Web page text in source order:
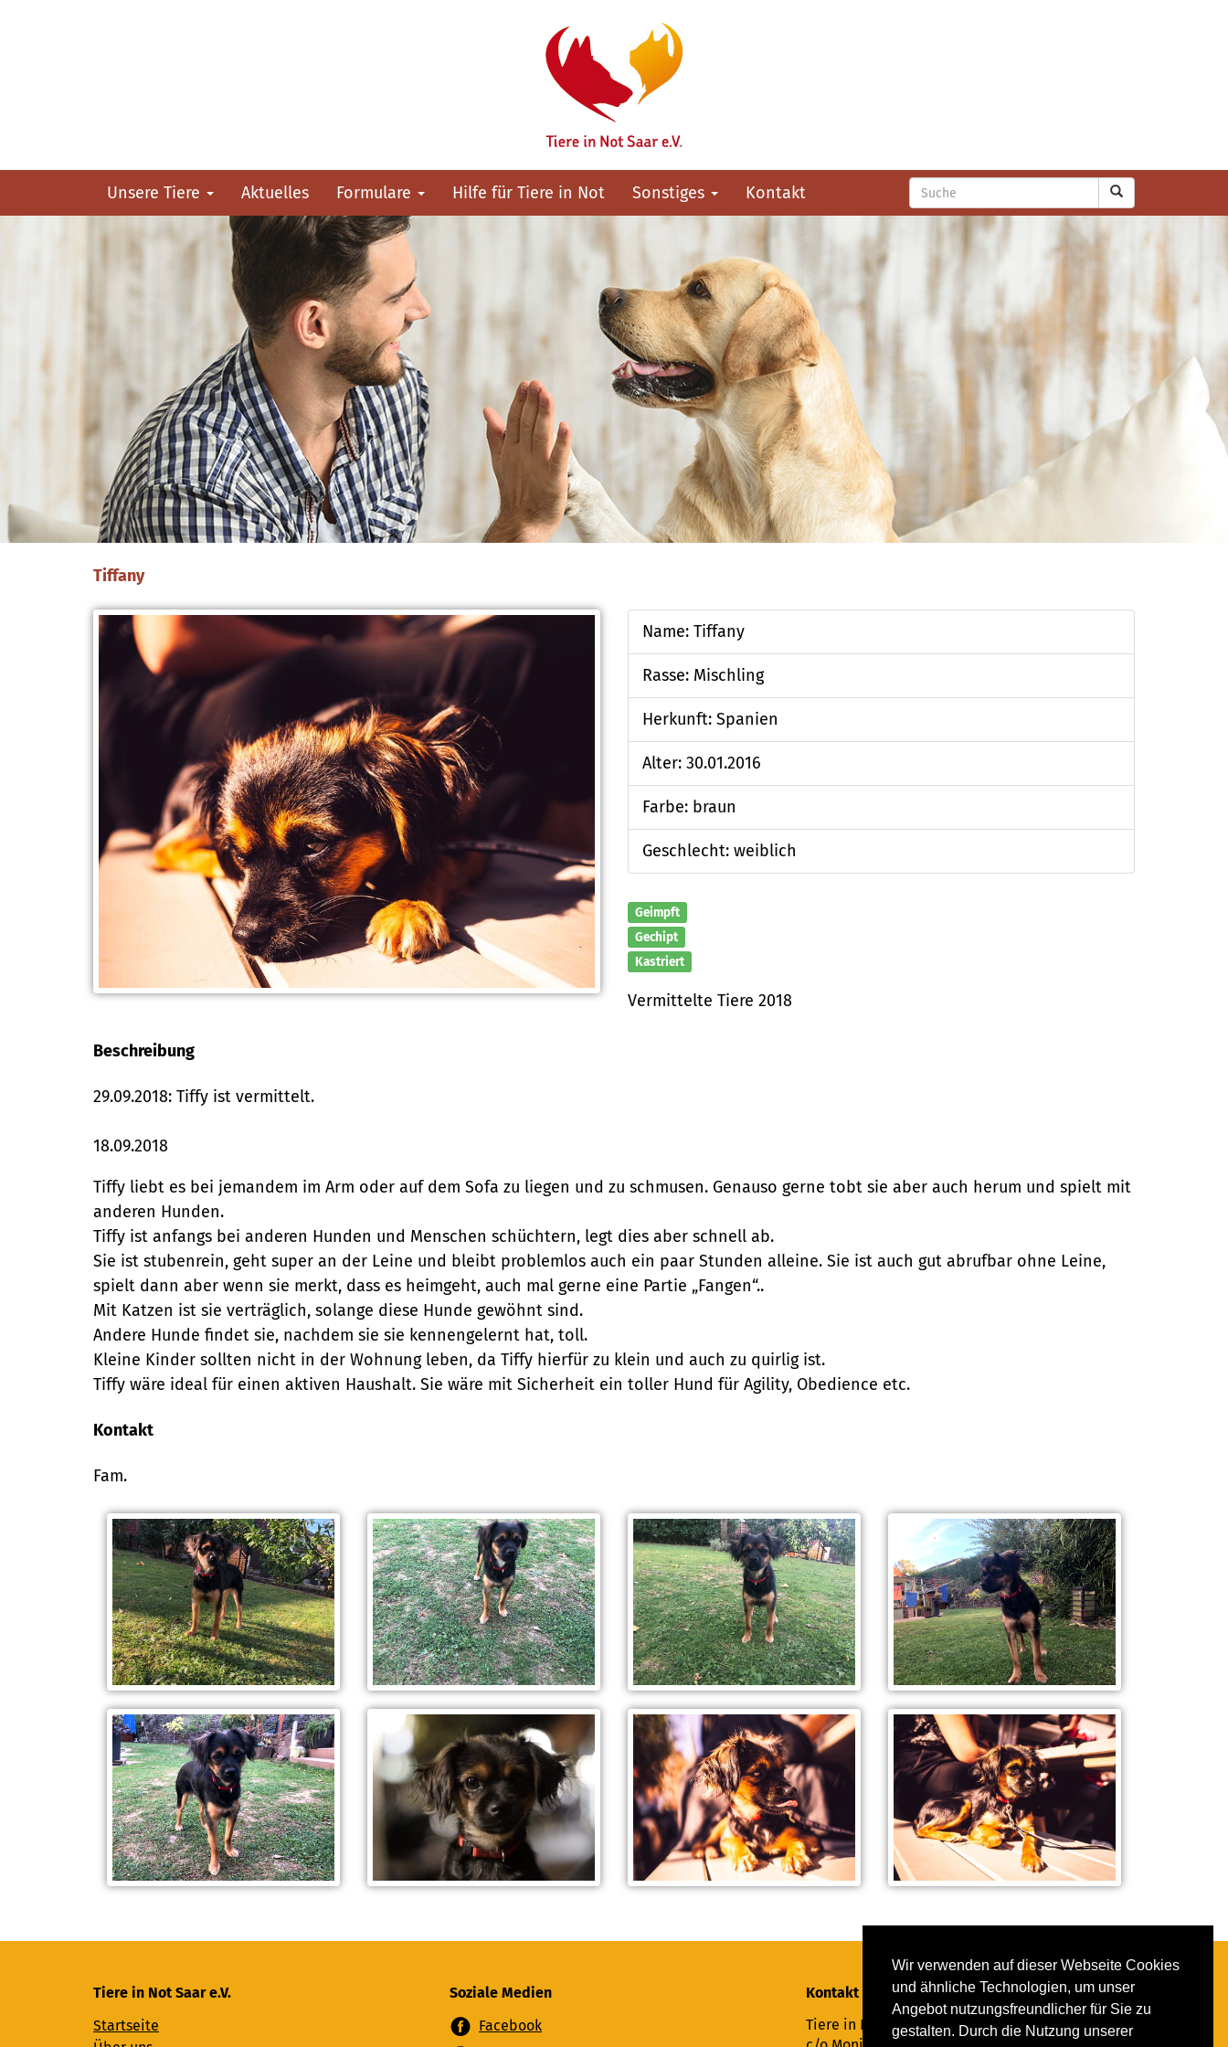
Wir verwenden auf dieser Webseite Cookies
und ähnliche Technologien, um unser
Angebot nutzungsfreundlicher für Sie zu
gestalten. Durch die Nutzung unserer
Unsere Tiere Aktuelles Formulare Hilfe für Tiere in Not Sonstiges Kontakt
Tiffany
Name: Tiffany
Rasse: Mischling
Herkunft: Spanien
Alter: 30.01.2016
Farbe: braun
Geschlecht: weiblich
Geimpft
Gechipt
Kastriert
Vermittelte Tiere 2018
Beschreibung
29.09.2018: Tiffy ist vermittelt.
18.09.2018
Tiffy liebt es bei jemandem im Arm oder auf dem Sofa zu liegen und zu schmusen. Genauso gerne tobt sie aber auch herum und spielt mit
anderen Hunden.
Tiffy ist anfangs bei anderen Hunden und Menschen schüchtern, legt dies aber schnell ab.
Sie ist stubenrein, geht super an der Leine und bleibt problemlos auch ein paar Stunden alleine. Sie ist auch gut abrufbar ohne Leine,
spielt dann aber wenn sie merkt, dass es heimgeht, auch mal gerne eine Partie „Fangen“..
Mit Katzen ist sie verträglich, solange diese Hunde gewöhnt sind.
Andere Hunde findet sie, nachdem sie sie kennengelernt hat, toll.
Kleine Kinder sollten nicht in der Wohnung leben, da Tiffy hierfür zu klein und auch zu quirlig ist.
Tiffy wäre ideal für einen aktiven Haushalt. Sie wäre mit Sicherheit ein toller Hund für Agility, Obedience etc.
Kontakt
Fam.
Tiere in Not Saar e.V.
Startseite
Soziale Medien
Facebook
Kontakt
Tiere in Not Saar e.V.